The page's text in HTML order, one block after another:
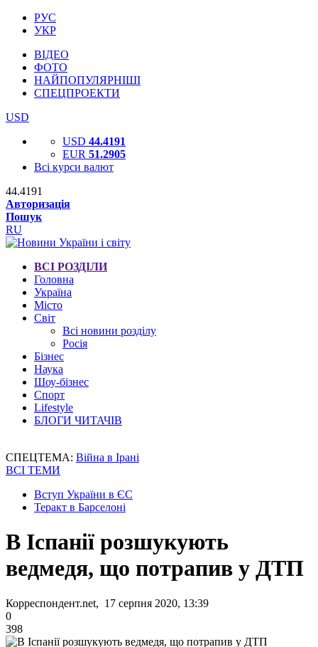
РУС
УКР
ВІДЕО
ФОТО
НАЙПОПУЛЯРНІШІ
СПЕЦПРОЕКТИ
USD
USD 44.4191
EUR 51.2905
Всі курси валют
44.4191
Авторизація
Пошук
RU
ВСІ РОЗДІЛИ
Головна
Україна
Місто
Світ
Всі новини розділу
Росія
Бізнес
Наука
Шоу-бізнес
Спорт
Lifestyle
БЛОГИ ЧИТАЧІВ
СПЕЦТЕМА: Війна в Ірані
ВСІ ТЕМИ
Вступ України в ЄС
Теракт в Барселоні
В Іспанії розшукують
ведмедя, що потрапив у ДТП
Корреспондент.net, 17 серпня 2020, 13:39
0
398